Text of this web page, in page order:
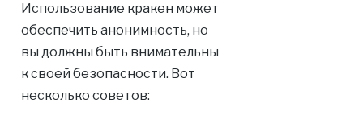
Использование кракен может
обеспечить анонимность, но
вы должны быть внимательны
к своей безопасности. Вот
несколько советов: